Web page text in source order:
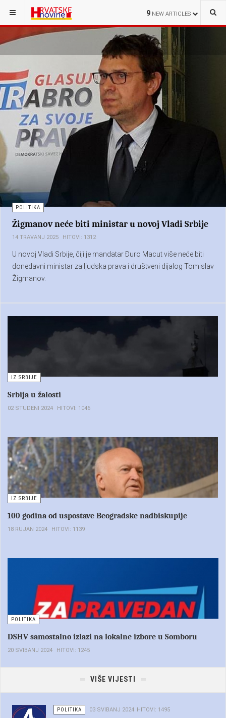
9 NEW ARTICLES
POLITIKA
Žigmanov neće biti ministar u novoj Vladi Srbije
14 TRAVANJ 2025 HITOVI: 1312
U novoj Vladi Srbije, čiji je mandatar Đuro Macut više neće biti
donedavni ministar za ljudska prava i društveni dijalog Tomislav
Žigmanov.
IZ SRBIJE
Srbija u žalosti
02 STUDENI 2024 HITOVI: 1046
IZ SRBIJE
100 godina od uspostave Beogradske nadbiskupije
18 RUJAN 2024 HITOVI: 1139
POLITIKA
DSHV samostalno izlazi na lokalne izbore u Somboru
20 SVIBANJ 2024 HITOVI: 1245
VIŠE VIJESTI
POLITIKA 03 SVIBANJ 2024 HITOVI: 1495